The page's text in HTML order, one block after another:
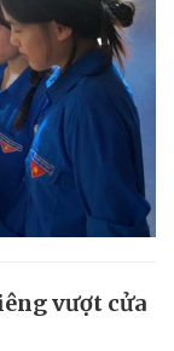
vượt cửa